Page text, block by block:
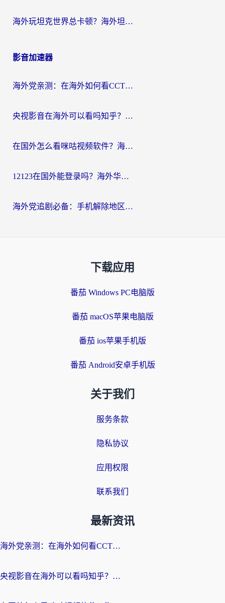
海外玩坦克世界总卡顿？海外坦克世界加速器有哪些？实测好用的选择在这里
影音加速器
海外党亲测：在海外如何看CCTV？告别“仅限大陆播放”的实用指南
央视影音在海外可以看吗知乎？留学生亲测：3步解决地域限制+追剧自由
在国外怎么看咪咕视频软件？海外党亲测有效的回国加速方案
12123在国外能登录吗？海外华人必看的回国加速实用指南
海外党追剧必备：手机解除地区限制app怎么选？解决央视视频&国内剧地区限制全指南
下载应用
番茄 Windows PC电脑版
番茄 macOS苹果电脑版
番茄 ios苹果手机版
番茄 Android安卓手机版
关于我们
服务条款
隐私协议
应用权限
联系我们
最新资讯
海外党亲测：在海外如何看CCTV？告别“仅限大陆播放”的实用指南
央视影音在海外可以看吗知乎？留学生亲测：3步解决地域限制+追剧自由